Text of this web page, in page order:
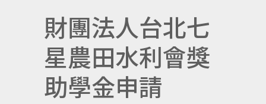
財團法人台北七
星農田水利會獎
助學金申請